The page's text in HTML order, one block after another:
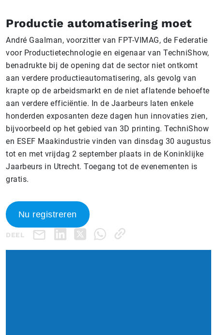
Productie automatisering moet
André Gaalman, voorzitter van FPT-VIMAG, de Federatie
voor Productietechnologie en eigenaar van TechniShow,
benadrukte bij de opening dat de sector niet ontkomt
aan verdere productieautomatisering, als gevolg van
krapte op de arbeidsmarkt en de niet aflatende behoefte
aan verdere efficiëntie. In de Jaarbeurs laten enkele
honderden exposanten deze dagen hun innovaties zien,
bijvoorbeeld op het gebied van 3D printing. TechniShow
en ESEF Maakindustrie vinden van dinsdag 30 augustus
tot en met vrijdag 2 september plaats in de Koninklijke
Jaarbeurs in Utrecht. Toegang tot de evenementen is
gratis.
Nu registreren
DEEL